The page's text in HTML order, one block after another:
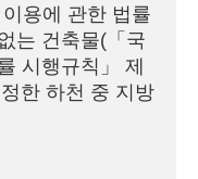
용에 관한 법률
는 건축물(「국
시행규칙」 제
한 하천 중 지방